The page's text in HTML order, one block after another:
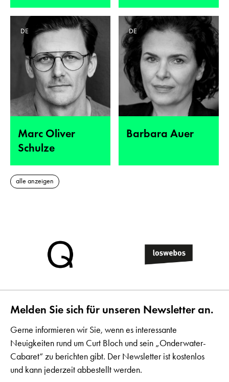
Marc Oliver
Schulze
DE
Barbara Auer
DE
alle anzeigen
Melden Sie sich für unseren Newsletter an.
Gerne informieren wir Sie, wenn es interessante
Neuigkeiten rund um Curt Bloch und sein „Onderwater-
Cabaret“ zu berichten gibt. Der Newsletter ist kostenlos
und kann jederzeit abbestellt werden.